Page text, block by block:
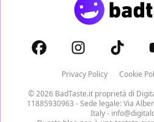
Privacy Policy Cookie
© 2026 BadTaste.it proprietà di
11885930963 - Sede legale: Via
Italy -